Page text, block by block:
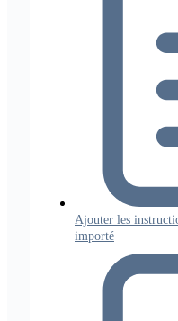
Ajouter les
importé